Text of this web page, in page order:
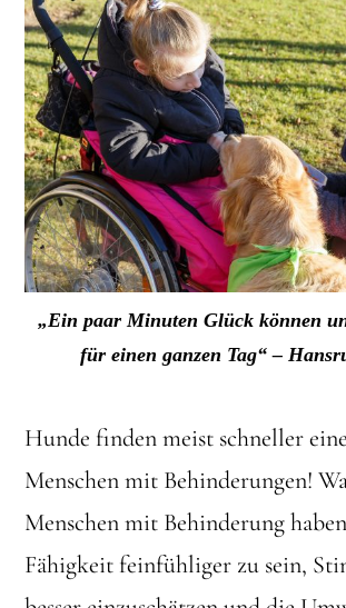
„Ein paar Minuten Glück können
für einen ganzen Tag“ –
Hunde finden meist schneller
Menschen mit Behinderungen!
Menschen mit Behinderung
Fähigkeit feinfühliger zu sein,